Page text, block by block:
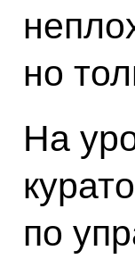
но
На
по